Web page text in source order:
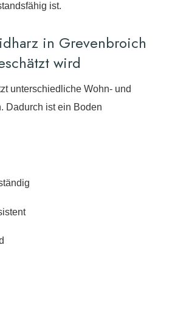
ist.
in Grevenbroich
wird
unterschiedliche Wohn- und
Dadurch ist ein Boden